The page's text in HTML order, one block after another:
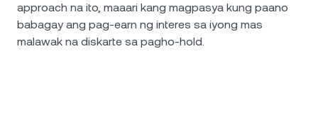
approach na ito, maaari kang magpasya kung paano
babagay ang pag-earn ng interes sa iyong mas
malawak na diskarte sa pagho-hold.